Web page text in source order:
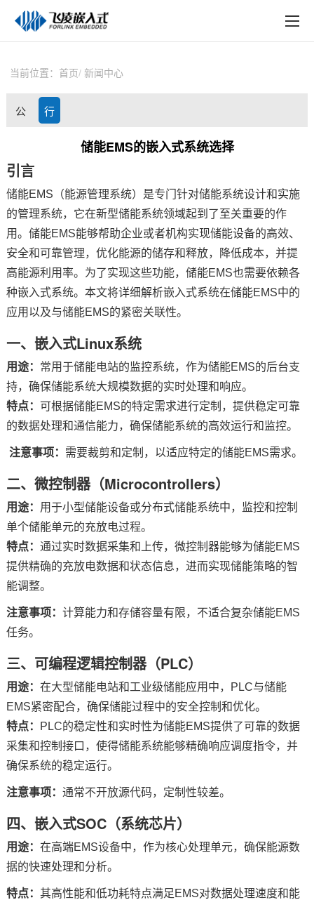
技术与支持
关于飞凌
天猫商城
淘宝商城
新闻中心
技术论坛
在线购买
当前位置： 首页 新闻中心
公
动
态
行
讯
储能EMS的嵌入式系统选择
引言
储能EMS（能源管理系统）是专门针对储能系统设计和实施
的管理系统，它在新型储能系统领域起到了至关重要的作
用。储能EMS能够帮助企业或者机构实现储能设备的高效、
安全和可靠管理，优化能源的储存和释放，降低成本，并提
高能源利用率。为了实现这些功能，储能EMS也需要依赖各
种嵌入式系统。本文将详细解析嵌入式系统在储能EMS中的
应用以及与储能EMS的紧密关联性。
一、嵌入式Linux系统
用途： 常用于储能电站的监控系统，作为储能EMS的后台支
持，确保储能系统大规模数据的实时处理和响应。
特点： 可根据储能EMS的特定需求进行定制，提供稳定可靠
的数据处理和通信能力，确保储能系统的高效运行和监控。
注意事项： 需要裁剪和定制，以适应特定的储能EMS需求。
二、微控制器（Microcontrollers）
用途： 用于小型储能设备或分布式储能系统中，监控和控制
单个储能单元的充放电过程。
特点： 通过实时数据采集和上传，微控制器能够为储能EMS
提供精确的充放电数据和状态信息，进而实现储能策略的智
能调整。
注意事项： 计算能力和存储容量有限，不适合复杂储能EMS
任务。
三、可编程逻辑控制器（PLC）
用途： 在大型储能电站和工业级储能应用中，PLC与储能
EMS紧密配合，确保储能过程中的安全控制和优化。
特点：
PLC的稳定性和实时性为储能EMS提供了可靠的数据
采集和控制接口，使得储能系统能够精确响应调度指令，并
确保系统的稳定运行。
注意事项： 通常不开放源代码，定制性较差。
四、嵌入式SOC（系统芯片）
用途： 在高端EMS设备中，作为核心处理单元，确保能源数
据的快速处理和分析。
特点： 其高性能和低功耗特点满足EMS对数据处理速度和能